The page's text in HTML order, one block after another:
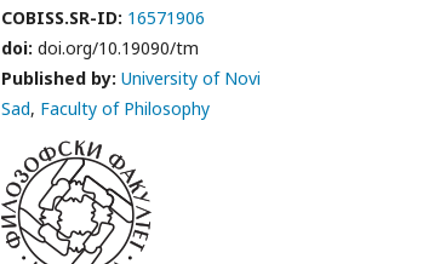
COBISS.SR-ID: 16571906
doi: doi.org/10.19090/tm
Published by: University of Novi
Sad, Faculty of Philosophy